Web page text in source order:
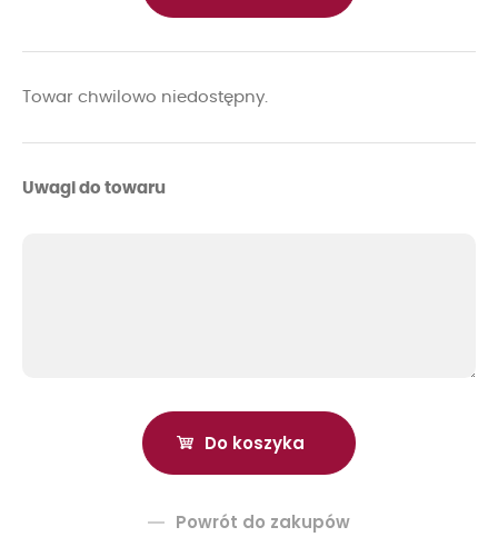
Towar chwilowo niedostępny.
Uwagi do towaru
Powrót do zakupów